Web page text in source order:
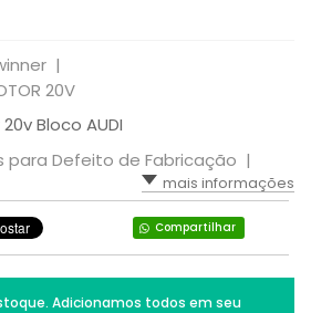
|
20V
Bloco AUDI
para Defeito de Fabricação |
mais informações
Compartilhar
Adicionamos todos em seu